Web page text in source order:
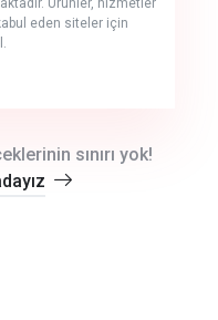
eden siteler için
sınırı yok!